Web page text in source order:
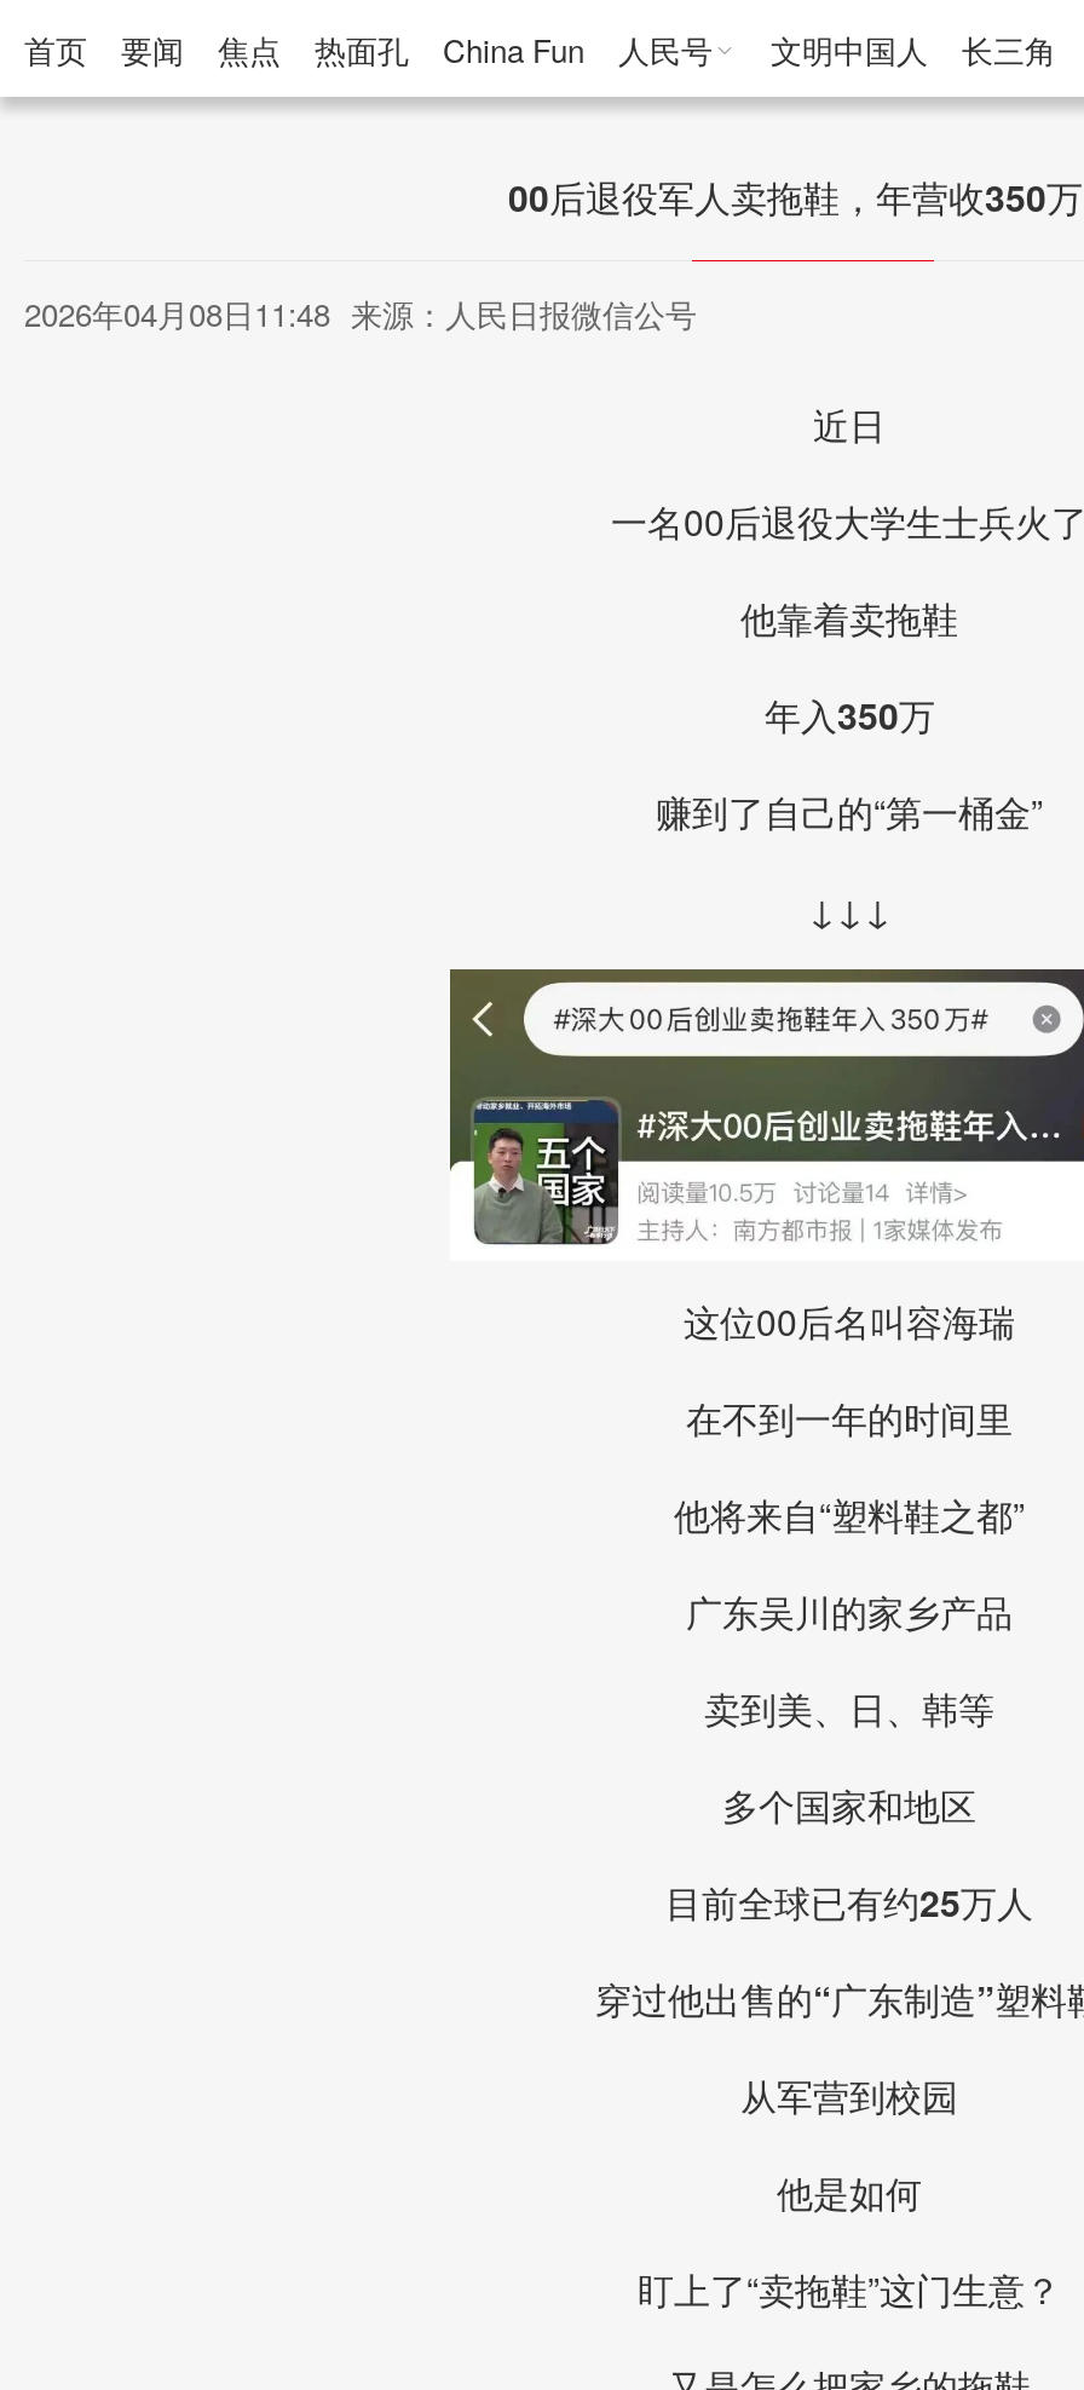
首页 要闻 焦点 热面孔 China Fun 人民号 文明中国人 长三角
00后退役军人卖拖鞋，年营收350
2026年04月08日11:48 来源：人民日报微信公号
近日
一名00后退役大学生士兵火
他靠着卖拖鞋
年入350万
赚到了自己的“第一桶金”
↓↓↓
这位00后名叫容海瑞
在不到一年的时间里
他将来自“塑料鞋之都”
广东吴川的家乡产品
卖到美、日、韩等
多个国家和地区
目前全球已有约25万人
穿过他出售的“广东制造”塑料
从军营到校园
他是如何
盯上了“卖拖鞋”这门生意？